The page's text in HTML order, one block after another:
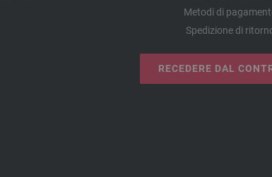
Metodi di
Spedizione di
RECEDERE DAL